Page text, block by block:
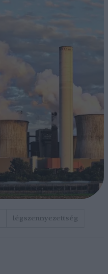
légszennyezettség